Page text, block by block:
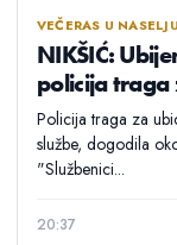
VEČERAS U
NIKŠIĆ:
policija traga
Policija traga za
službe, dogodila
"Službenici...
20:37